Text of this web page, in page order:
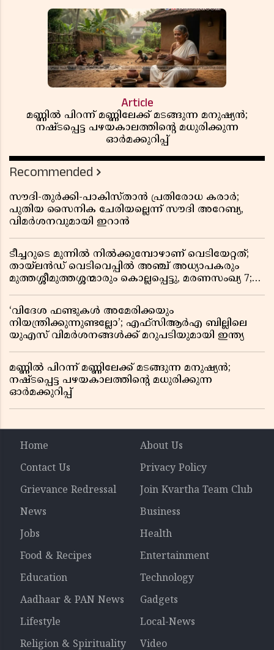
Article
മണ്ണിൽ പിറന്ന് മണ്ണിലേക്ക് മടങ്ങുന്ന മനുഷ്യൻ;
നഷ്ടപ്പെട്ട പഴയകാലത്തിൻ്റെ മധുരിക്കുന്ന
ഓർമക്കുറിപ്പ്
Recommended
സൗദി-തുർക്കി-പാകിസ്താൻ പ്രതിരോധ കരാർ;
പുതിയ സൈനിക ചേരിയല്ലെന്ന് സൗദി അറേബ്യ,
വിമർശനവുമായി ഇറാൻ
ടീച്ചറുടെ മുന്നിൽ നിൽക്കുമ്പോഴാണ് വെടിയേറ്റത്;
തായ്‌ലൻഡ് വെടിവെപ്പിൽ അഞ്ച് അധ്യാപകരും
മുത്തശ്ശീമുത്തശ്ശന്മാരും കൊല്ലപ്പെട്ടു, മരണസംഖ്യ 7;
‘വിദേശ ഫണ്ടുകൾ അമേരിക്കയും
നിയന്ത്രിക്കുന്നുണ്ടല്ലോ’; എഫ്സിആർഎ ബില്ലിലെ
യുഎസ് വിമർശനങ്ങൾക്ക് മറുപടിയുമായി ഇന്ത്യ
മണ്ണിൽ പിറന്ന് മണ്ണിലേക്ക് മടങ്ങുന്ന മനുഷ്യൻ;
നഷ്ടപ്പെട്ട പഴയകാലത്തിൻ്റെ മധുരിക്കുന്ന
ഓർമക്കുറിപ്പ്
Home
About Us
Contact Us
Privacy Policy
Grievance Redressal
Join Kvartha Team Club
News
Business
Jobs
Health
Food & Recipes
Entertainment
Education
Technology
Aadhaar & PAN News
Gadgets
Lifestyle
Local-News
Religion & Spirituality
Video